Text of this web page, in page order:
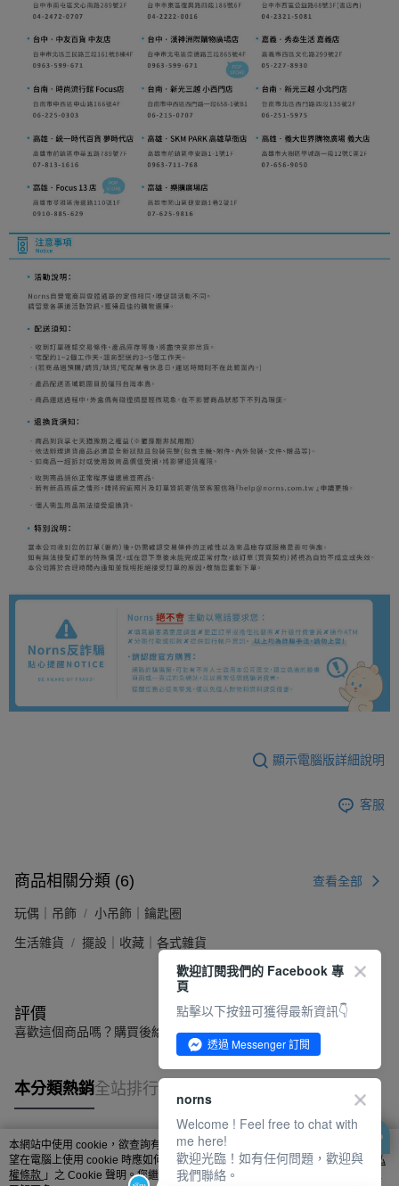
顯示電腦版詳細說明
客服
商品相關分類 (6) 查看全部
玩偶｜吊飾 小吊飾｜鑰匙圈
生活雜貨 擺設｜收藏｜各式雜貨
評價
喜歡這個商品嗎？購買後給他一個好評吧
本分類熱銷全站排行
熱門標籤
本網站中使用 cookie，欲查詢有關本網站使用 cookie 方式之詳情，及若您不希
望在電腦上使用 cookie 時應如何變更電腦的 cookie 設定，請參閱本網站「
隱私
權條款 」之 Cookie 聲明。您繼續使用本網站即表示您同意本公司得按本網站使
歡迎訂閱我們的 Facebook 專
頁
點擊以下按鈕可獲得最新資訊👇
透過 Messenger 訂閱
norns
Welcome ! Feel free to chat with
me here!
歡迎光臨！如有任何問題，歡迎與
我們聯絡。